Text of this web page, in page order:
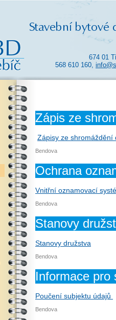
674 01
568 610 160,
Zápis ze
Zápisy ze shromáždění
Bendova
Ochrana
Vnitřní oznamovací
Bendova
Stanovy
Stanovy družstva
Bendova
Informace pro
Poučení subjektu údajů
Bendova